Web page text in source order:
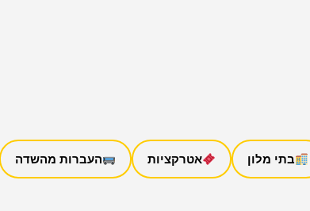
בתי מלון אטרקציות העברות מהשדה